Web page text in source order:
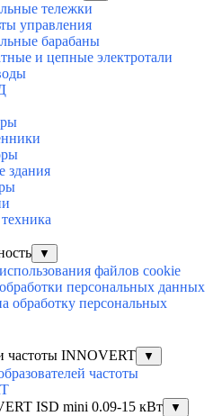
тележки
управления
барабаны
и цепные электротали
здания
▼
файлов cookie
персональных данных
обработку персональных
частоты INNOVERT ▼
частоты
ISD mini 0.09-15 кВт
▼